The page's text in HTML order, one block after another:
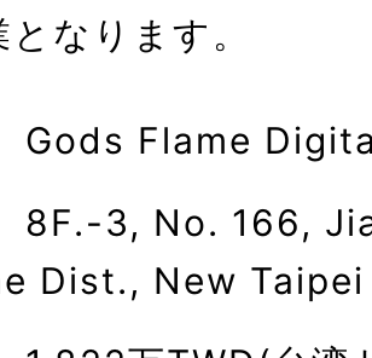
なります。
Gods Flame
8F.-3, No. 166,
Dist., New